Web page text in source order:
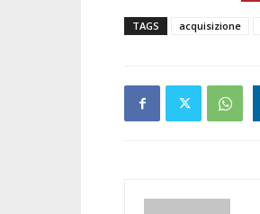
TAGS acquisizione